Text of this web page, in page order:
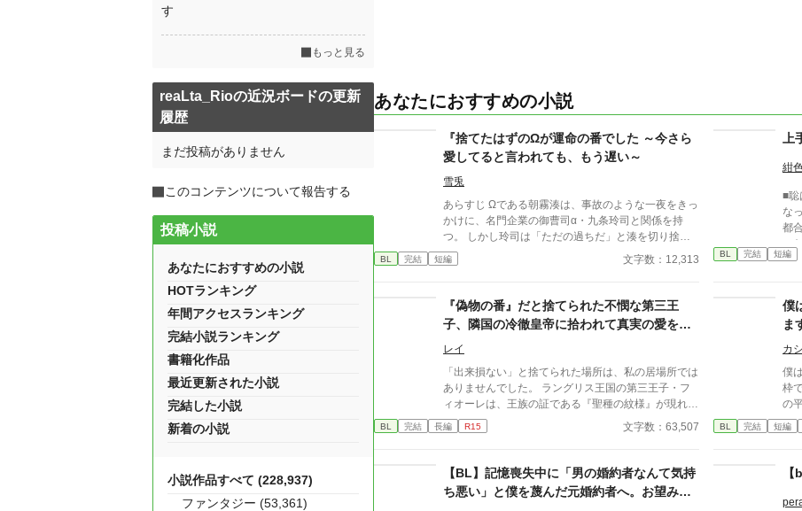
あなたにおすすめの小説
『捨てたはずのΩが運命の番でした ～今さら
愛してると言われても、もう遅い～
雪兎
あらすじ Ωである朝霧湊は、事故のような一夜をきっ
かけに、名門企業の御曹司α・九条玲司と関係を持
つ。 しかし玲司は「ただの過ちだ」と湊を切り捨
て、政略結婚のためβの婚約者との未来を選んだ。 深
く傷ついた湊は、彼の前から姿を消す。 数か月後―
『遅咲きΩ』として覚醒する。 その瞬間、玲司は初め
て湊こそが運命の番だったと知る。 「戻ってきてく
れ」 今さら必死に追いかけてくる玲司。 だが湊の隣
には、自分を支え続けてくれた医師のα・神崎伊織が
いた。 「あなたは俺を捨てたでしょう」 後悔に苦し
むα、執着する第二のα、そして希少Ωを巡る陰謀。
もう二度と傷つきたくないΩが最後に選ぶ相手とは―
―。 捨てた側の後悔と執着が加速する、すれ違いオ
メガバースBL。
BL 完結 短編 文字数：12,313
紺
■聡
な
都
い
本
BL 完結 短編
『偽物の番』だと捨てられた不憫な第三王
子、隣国の冷徹皇帝に拾われて真実の愛を教
え込まれる
レイ
「出来損ない」と捨てられた場所は、私の居場所では
ありませんでした。 ラングリス王国の第三王子・フ
ィオーレは、王族の証である『聖種の紋様』が現れな
かったことで「偽物の番」と罵られ、雪降る国境へと
追放される。 死を覚悟した彼の前に現れたのは、隣
BL 完結 長編 R15 文字数：63,507
僕
ま
カ
僕
枠
の
だん
し
BL 完結 短編
​【BL】記憶喪失中に「男の婚約者なんて気持
ち悪い」と僕を蔑んだ元婚約者へ。お望み通
す
もっと見る
reaLta_Rioの近況ボードの更新
履歴
まだ投稿がありません
このコンテンツについて報告する
投稿小説
あなたにおすすめの小説
HOTランキング
年間アクセスランキング
完結小説ランキング
書籍化作品
最近更新された小説
完結した小説
新着の小説
小説作品すべて (228,937)
ファンタジー (53,361)